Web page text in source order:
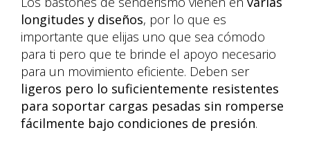
longitudes y diseños, por lo que es
importante que elijas uno que sea cómodo
para ti pero que te brinde el apoyo necesario
para un movimiento eficiente. Deben ser
ligeros pero lo suficientemente resistentes
para soportar cargas pesadas sin romperse
fácilmente bajo condiciones de presión.